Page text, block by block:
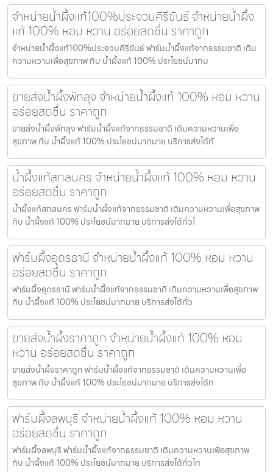
จำหน่ายน้ำผึ้งแท้100%ประจวบคีรีขันธ์ จำหน่ายน้ำผึ้ง
แท้ 100% หอม หวาน อร่อยสดชื่น ราคาถูก
จำหน่ายน้ำผึ้งแท้100%ประจวบคีรีขันธ์ ฟาร์มน้ำผึ้งแท้จากธรรมชาติ เติม
ความหวานเพื่อสุขภาพ กับ น้ำผึ้งแท้ 100% ประโยชน์มากม
ขายส่งน้ำผึ้งพัทลุง จำหน่ายน้ำผึ้งแท้ 100% หอม หวาน
อร่อยสดชื่น ราคาถูก
ขายส่งน้ำผึ้งพัทลุง ฟาร์มน้ำผึ้งแท้จากธรรมชาติ เติมความหวานเพื่อ
สุขภาพ กับ น้ำผึ้งแท้ 100% ประโยชน์มากมาย บริการส่งได้ทั
น้ำผึ้งแท้สกลนคร จำหน่ายน้ำผึ้งแท้ 100% หอม หวาน
อร่อยสดชื่น ราคาถูก
น้ำผึ้งแท้สกลนคร ฟาร์มน้ำผึ้งแท้จากธรรมชาติ เติมความหวานเพื่อสุขภาพ
กับ น้ำผึ้งแท้ 100% ประโยชน์มากมาย บริการส่งได้ทั่วไ
ฟาร์มผึ้งอุดรธานี จำหน่ายน้ำผึ้งแท้ 100% หอม หวาน
อร่อยสดชื่น ราคาถูก
ฟาร์มผึ้งอุดรธานี ฟาร์มน้ำผึ้งแท้จากธรรมชาติ เติมความหวานเพื่อสุขภาพ
กับ น้ำผึ้งแท้ 100% ประโยชน์มากมาย บริการส่งได้ทั่ว
ขายส่งน้ำผึ้งราคาถูก จำหน่ายน้ำผึ้งแท้ 100% หอม
หวาน อร่อยสดชื่น ราคาถูก
ขายส่งน้ำผึ้งราคาถูก ฟาร์มน้ำผึ้งแท้จากธรรมชาติ เติมความหวานเพื่อ
สุขภาพ กับ น้ำผึ้งแท้ 100% ประโยชน์มากมาย บริการส่งได้ท
ฟาร์มผึ้งลพบุรี จำหน่ายน้ำผึ้งแท้ 100% หอม หวาน
อร่อยสดชื่น ราคาถูก
ฟาร์มผึ้งลพบุรี ฟาร์มน้ำผึ้งแท้จากธรรมชาติ เติมความหวานเพื่อสุขภาพ
กับ น้ำผึ้งแท้ 100% ประโยชน์มากมาย บริการส่งได้ทั่วไท